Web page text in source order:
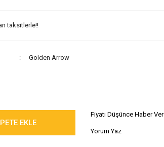
taksitlerle!!
Golden Arrow
EKLE
Fiyatı Düşünce Haber Ver
Yorum Yaz